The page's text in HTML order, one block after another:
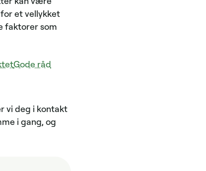
et vellykket
faktorer som
Gode råd
vi deg i kontakt
i gang, og